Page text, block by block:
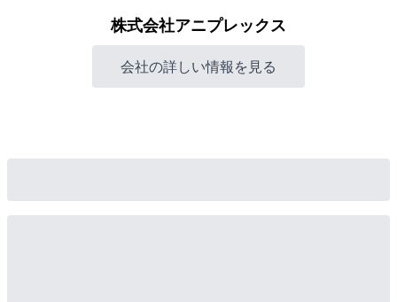
株式会社アニプレックス
会社の詳しい情報を見る